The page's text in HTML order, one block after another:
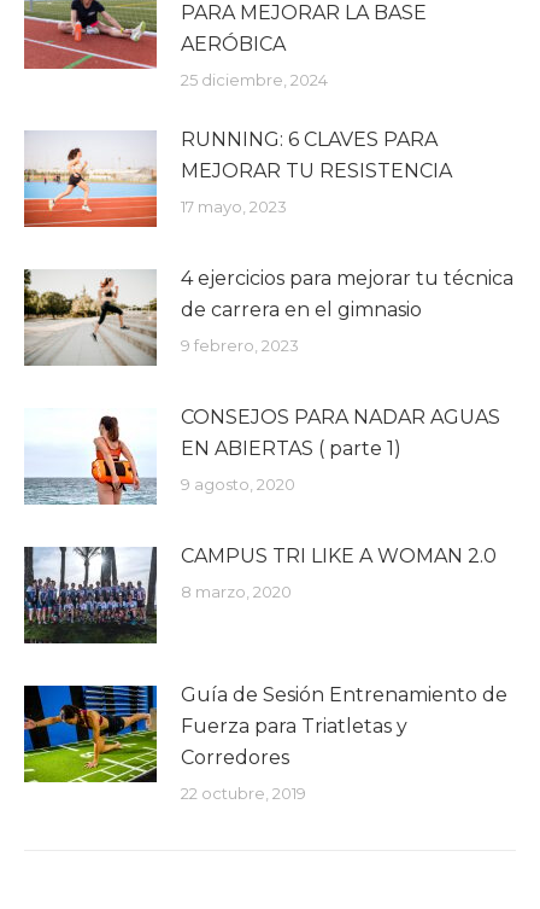
PARA MEJORAR LA BASE
AERÓBICA
25 diciembre, 2024
RUNNING: 6 CLAVES PARA
MEJORAR TU RESISTENCIA
17 mayo, 2023
4 ejercicios para mejorar tu técnica
de carrera en el gimnasio
9 febrero, 2023
CONSEJOS PARA NADAR AGUAS
EN ABIERTAS ( parte 1)
9 agosto, 2020
CAMPUS TRI LIKE A WOMAN 2.0
8 marzo, 2020
Guía de Sesión Entrenamiento de
Fuerza para Triatletas y
Corredores
22 octubre, 2019